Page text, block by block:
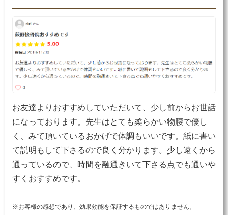
お友達よりおすすめしていただいて、少し前からお世話
になっております。先生はとても柔らかい物腰で優し
く、みて頂いているおかげで体調もいいです。紙に書い
て説明もして下さるので良く分かります。少し遠くから
通っているので、時間を融通きいて下さる点でも通いや
すくおすすめです。
※お客様の感想であり、効果効能を保証するものではありません。